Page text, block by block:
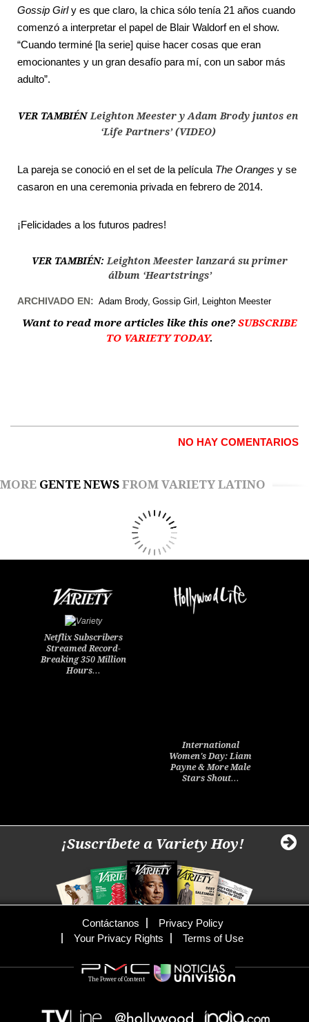
Gossip Girly es que claro, la chica sólo tenía 21 años cuando
comenzó a interpretar el papel de Blair Waldorf en el show.
“Cuando terminé [la serie] quise hacer cosas que eran
emocionantes y un gran desafío para mí, con un sabor más
adulto”.
VER TAMBIÉN Leighton Meester y Adam Brody juntos en
‘Life Partners’ (VIDEO)
La pareja se conoció en el set de la película The Oranges y se
casaron en una ceremonia privada en febrero de 2014.
¡Felicidades a los futuros padres!
VER TAMBIÉN: Leighton Meester lanzará su primer
álbum ‘Heartstrings’
ARCHIVADO EN: Adam Brody Gossip Girl Leighton Meester
Want to read more articles like this one?SUBSCRIBE
TO VARIETY TODAY.
NO HAY COMENTARIOS
MORE GENTE NEWS FROM VARIETY LATINO
Netflix Subscribers
Streamed Record-
Breaking 350 Million
Hours…
International
Women's Day: Liam
Payne & More Male
Stars Shout…
¡Suscríbete a Variety Hoy!
Contáctanos
Privacy Policy
Your Privacy Rights
Terms of Use
The Power of Content